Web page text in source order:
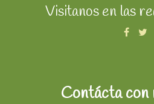
Visitanos en las
Contácta con